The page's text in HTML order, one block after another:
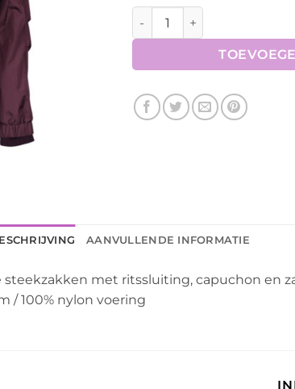
Harry's Horse Jas LouLou
AANVULLENDE INFORMATIE
met ritssluiting, capuchon en
/ 100% nylon voering